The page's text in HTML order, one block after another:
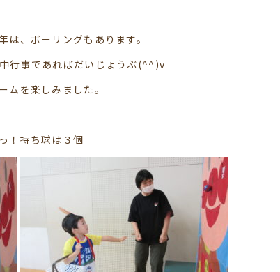
、ボーリングもあります。
行事であればだいじょうぶ(^^)v
ムを楽しみました。
！持ち球は３個